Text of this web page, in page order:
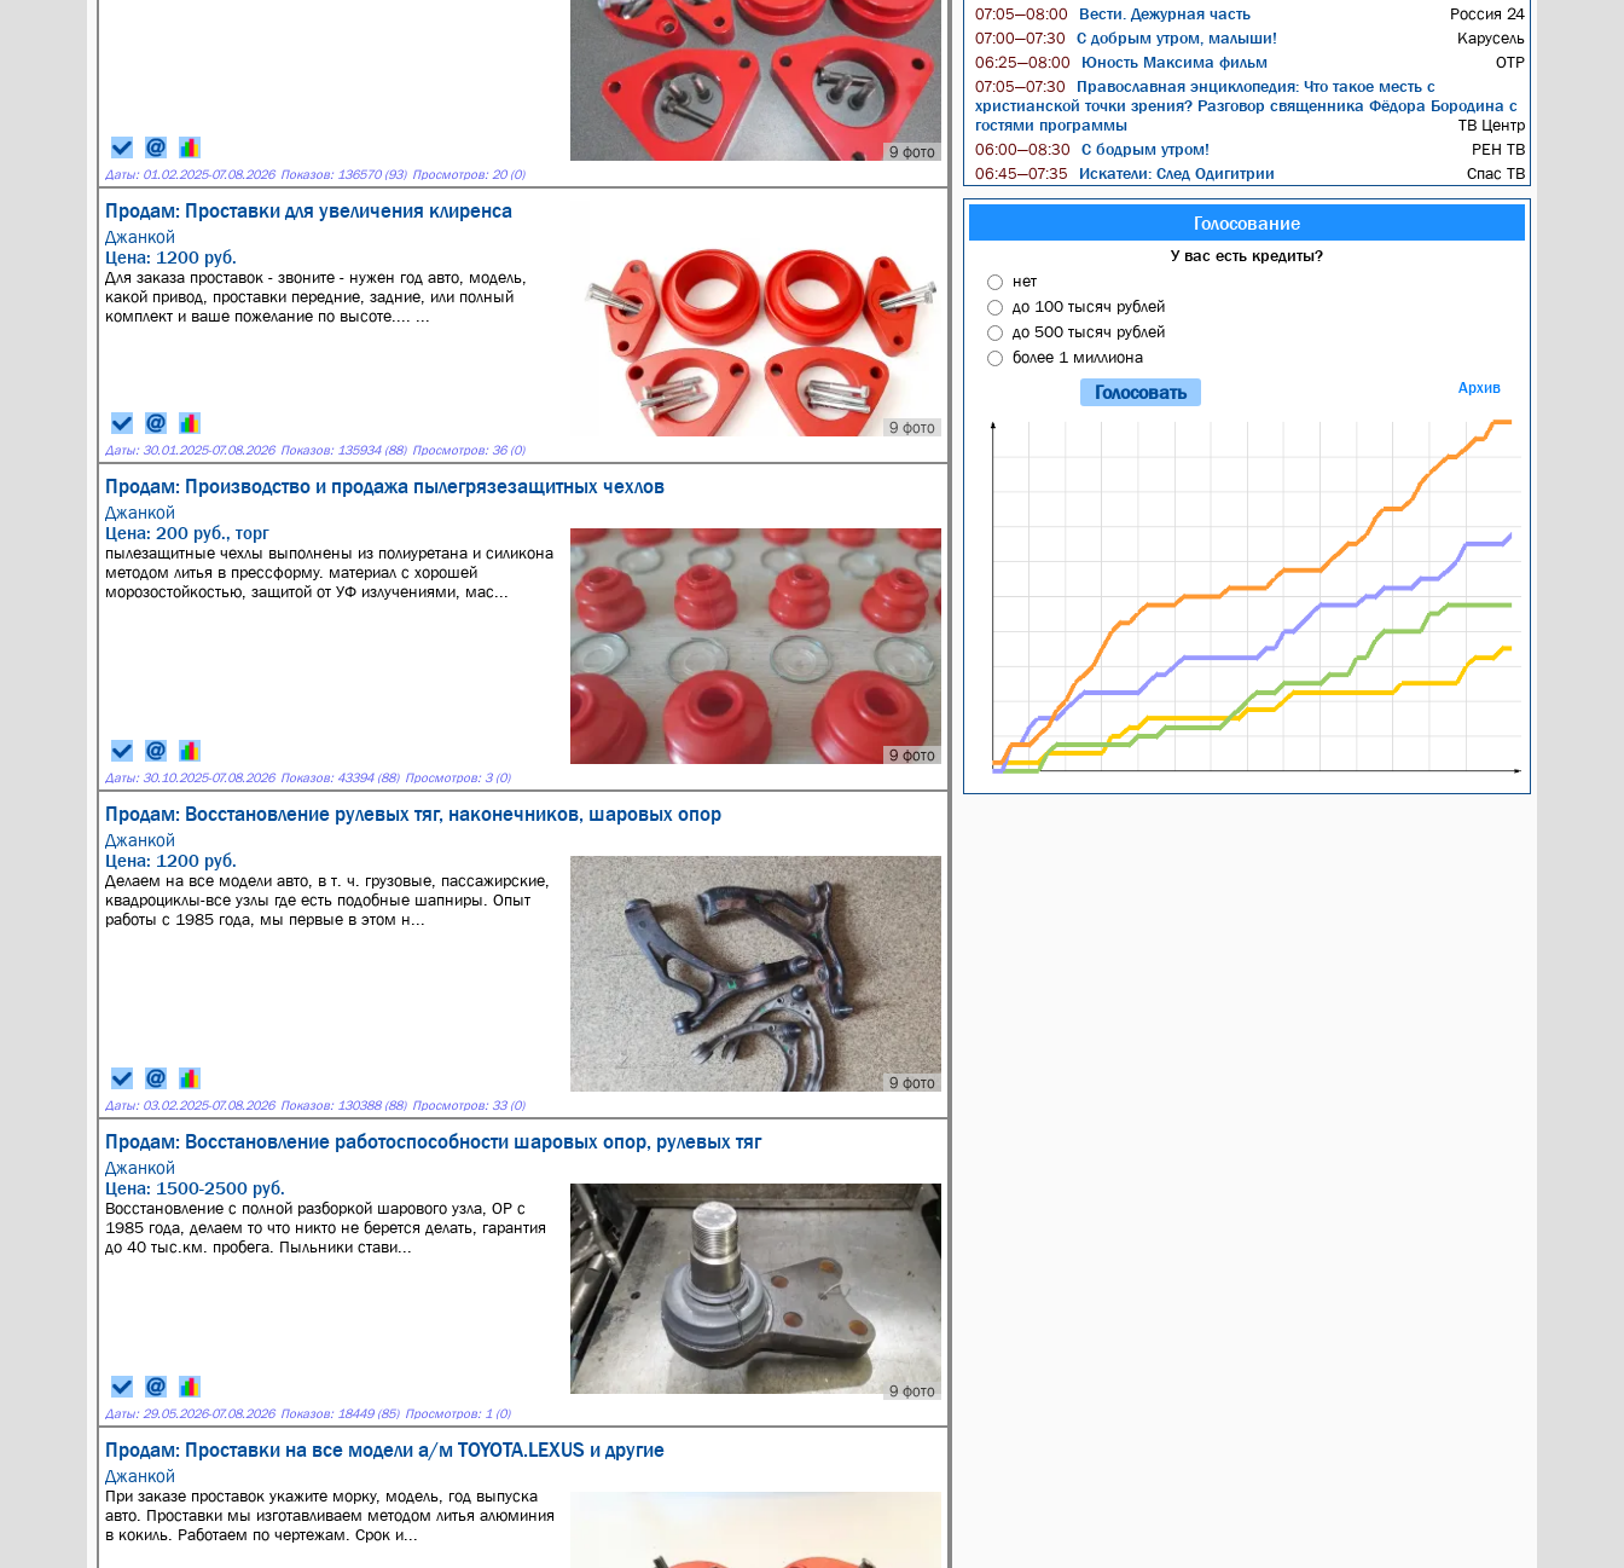
9 фото
Даты: 01.02.2025-07.08.2026 Показов: 136570 (93) Просмотров: 20 (0)
Продам: Проставки для увеличения клиренса
Джанкой
9 фото
Цена: 1200 руб.
Для заказа проставок - звоните - нужен год авто, модель,
какой привод, проставки передние, задние, или полный
комплект и ваше пожелание по высоте.... ...
Даты: 30.01.2025-07.08.2026 Показов: 135934 (88) Просмотров: 36 (0)
Продам: Производство и продажа пылегрязезащитных чехлов
Джанкой
9 фото
Цена: 200 руб., торг
пылезащитные чехлы выполнены из полиуретана и силикона
методом литья в прессформу. материал с хорошей
морозостойкостью, защитой от УФ излучениями, мас...
Даты: 30.10.2025-07.08.2026 Показов: 43394 (88) Просмотров: 3 (0)
Продам: Восстановление рулевых тяг, наконечников, шаровых опор
Джанкой
9 фото
Цена: 1200 руб.
Делаем на все модели авто, в т. ч. грузовые, пассажирские,
квадроциклы-все узлы где есть подобные шапниры. Опыт
работы с 1985 года, мы первые в этом н...
Даты: 03.02.2025-07.08.2026 Показов: 130388 (88) Просмотров: 33 (0)
Продам: Восстановление работоспособности шаровых опор, рулевых тяг
Джанкой
9 фото
Цена: 1500-2500 руб.
Восстановление с полной разборкой шарового узла, ОР с
1985 года, делаем то что никто не берется делать, гарантия
до 40 тыс.км. пробега. Пыльники стави...
Даты: 29.05.2026-07.08.2026 Показов: 18449 (85) Просмотров: 1 (0)
Продам: Проставки на все модели а/м TOYOTA.LEXUS и другие
Джанкой
При заказе проставок укажите морку, модель, год выпуска
авто. Проставки мы изготавливаем методом литья алюминия
в кокиль. Работаем по чертежам. Срок и...
07:05—08:00 Вести. Дежурная часть Россия 24
07:00—07:30 С добрым утром, малыши! Карусель
06:25—08:00 Юность Максима фильм ОТР
07:05—07:30
Православная энциклопедия: Что такое месть с
христианской точки зрения? Разговор священника Фёдора Бородина с
гостями программы
ТВ Центр
06:00—08:30 С бодрым утром! РЕН ТВ
06:45—07:35 Искатели: След Одигитрии Спас ТВ
Голосование
У вас есть кредиты?
нет
до 100 тысяч рублей
до 500 тысяч рублей
более 1 миллиона
Архив